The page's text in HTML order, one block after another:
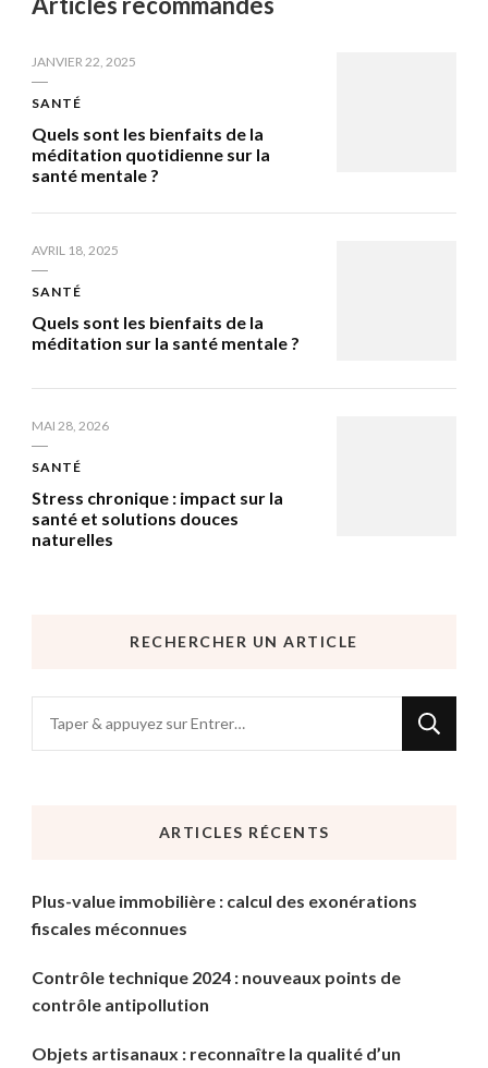
JANVIER 22, 2025
SANTÉ
Quels sont les bienfaits de la
méditation quotidienne sur la
santé mentale ?
AVRIL 18, 2025
SANTÉ
Quels sont les bienfaits de la
méditation sur la santé mentale ?
MAI 28, 2026
SANTÉ
Stress chronique : impact sur la
santé et solutions douces
naturelles
RECHERCHER UN ARTICLE
recherchiez
ARTICLES RÉCENTS
Plus-value immobilière : calcul des exonérations
fiscales méconnues
Contrôle technique 2024 : nouveaux points de
contrôle antipollution
Objets artisanaux : reconnaître la qualité d’un